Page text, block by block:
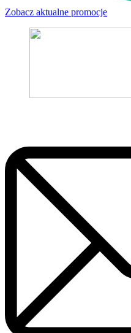
Zobacz aktualne promocje